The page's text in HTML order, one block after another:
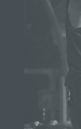
eine
Durch
für die
die vom
Datum
vor dem